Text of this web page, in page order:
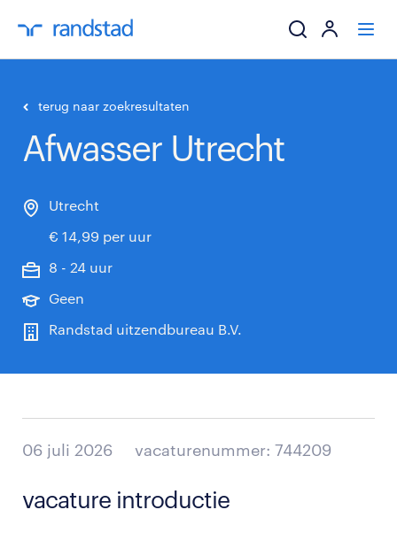
werkgevers
terug naar zoekresultaten
Afwasser Utrecht
Utrecht
€ 14,99 per uur
8 - 24 uur
Geen
Randstad uitzendbureau B.V.
06 juli 2026 vacaturenummer: 744209
vacature introductie